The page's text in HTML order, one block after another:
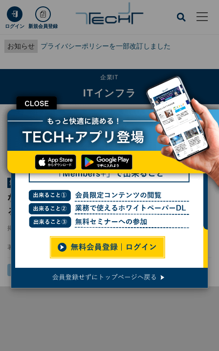
ログイン 新規会員登録
お知らせ プライバシーポリシーを一部改訂しました
CLOSE
企業IT
ITインフラ
TECH+ 企業IT
ITインフラ
なぜスウェーデンの兵器は“64日”で投入できるのか サーブが語る防衛装備開発
第663回 軍事とIT
なぜスウェーデンの兵器は“64日”で投入でき
るのか サーブが語る防衛装備開発の思想(2)
掲載日 2026/05/23 11:35 更新日2026/05/29 14:19
著者：